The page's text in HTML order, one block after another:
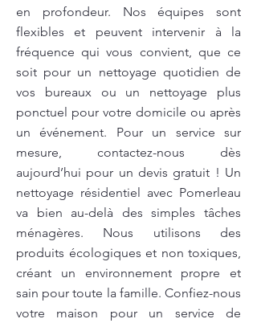
en profondeur. Nos équipes sont
flexibles et peuvent intervenir à la
fréquence qui vous convient, que ce
soit pour un nettoyage quotidien de
vos bureaux ou un nettoyage plus
ponctuel pour votre domicile ou après
un événement. Pour un service sur
mesure, contactez-nous dès
aujourd’hui pour un devis gratuit ! Un
nettoyage résidentiel avec Pomerleau
va bien au-delà des simples tâches
ménagères. Nous utilisons des
produits écologiques et non toxiques,
créant un environnement propre et
sain pour toute la famille. Confiez-nous
votre maison pour un service de